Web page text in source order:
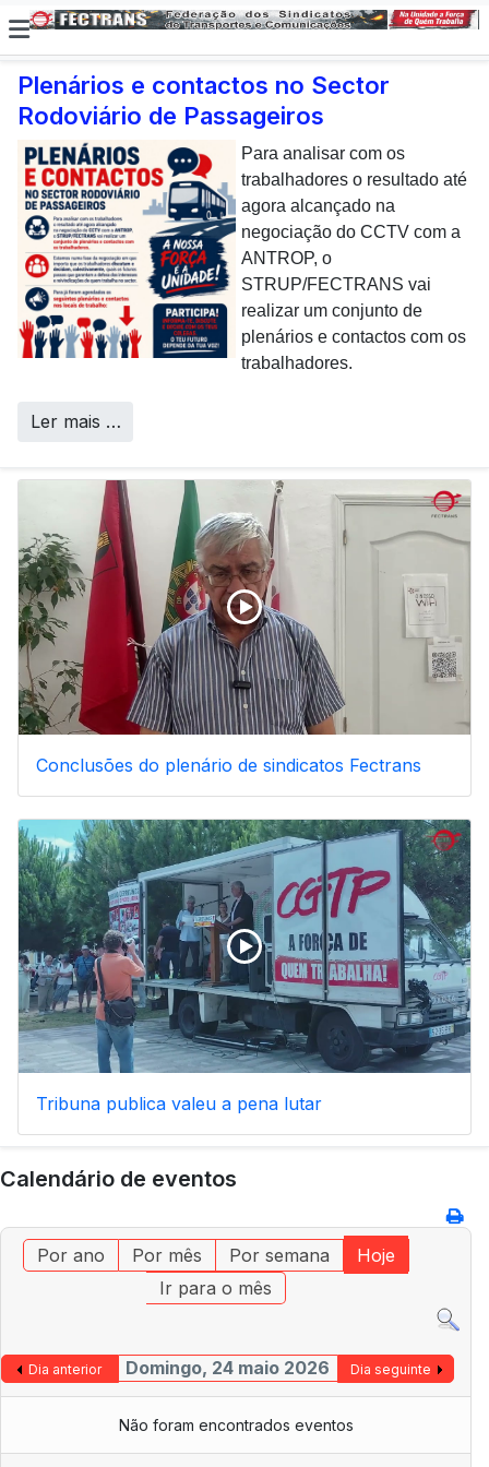
Plenários e contactos no Sector
Rodoviário de Passageiros
Para analisar com os
trabalhadores o resultado até
agora alcançado na
negociação do CCTV com a
ANTROP, o
STRUP/FECTRANS vai
realizar um conjunto de
plenários e contactos com os
trabalhadores.
Ler mais …
E não posso […] deixar de
dar uma nota de
agradecimento aos
colaboradores da CP que,
todos os dias, enfrentam com
sucesso os desafios
operacionais de manutenção
inerentes a uma frota tão
envelhecida.
Call Centers
Conclusões do plenário de sindicatos Fectrans
Tribuna publica valeu a pena lutar
Calendário de eventos
Por ano Por mês Por semana
Hoje
Ir para o mês
Dia anterior Domingo, 24 maio 2026 Dia seguinte
Não foram encontrados eventos